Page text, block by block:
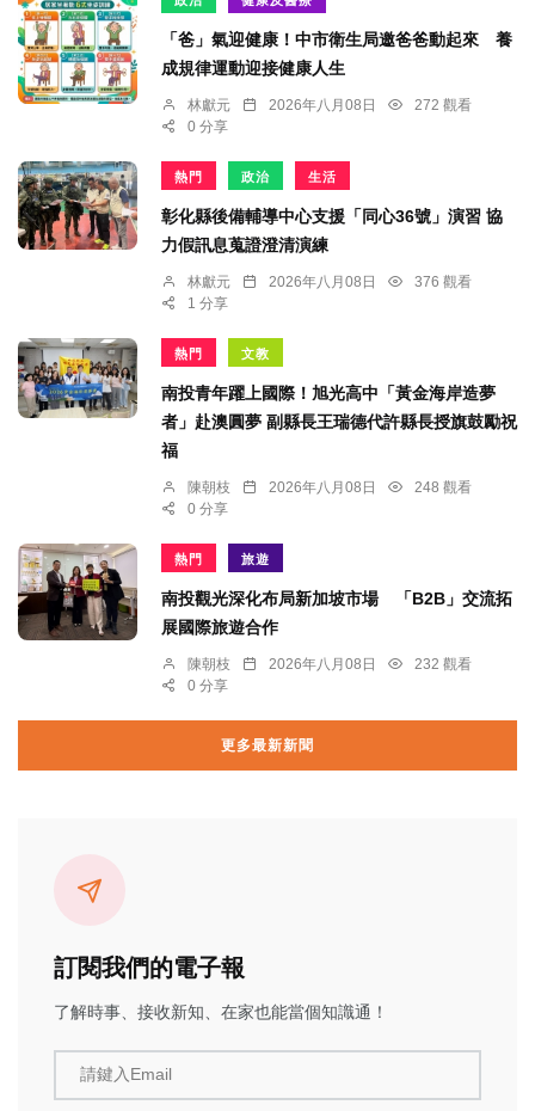
「爸」氣迎健康！中市衛生局邀爸爸動起來 養
成規律運動迎接健康人生
林獻元 2026年八月08日
272 觀看
0 分享
熱門 政治 生活
彰化縣後備輔導中心支援「同心36號」演習 協
力假訊息蒐證澄清演練
林獻元 2026年八月08日
376 觀看
1 分享
熱門 文教
南投青年躍上國際！旭光高中「黃金海岸造夢
者」赴澳圓夢 副縣長王瑞德代許縣長授旗鼓勵祝
福
陳朝枝 2026年八月08日
248 觀看
0 分享
熱門 旅遊
南投觀光深化布局新加坡市場 「B2B」交流拓
展國際旅遊合作
陳朝枝 2026年八月08日
232 觀看
0 分享
更多最新新聞
訂閱我們的電子報
了解時事、接收新知、在家也能當個知識通！
請鍵入Email